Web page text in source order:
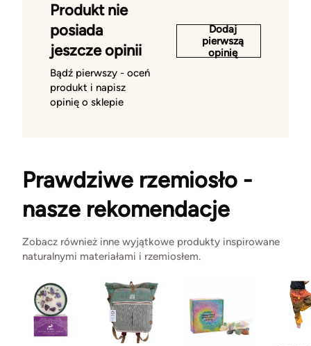
Produkt nie
posiada
jeszcze opinii
Bądź pierwszy - oceń
produkt i napisz
opinię o sklepie
Dodaj
pierwszą
opinię
Prawdziwe rzemiosło -
nasze rekomendacje
Zobacz również inne wyjątkowe produkty inspirowane
naturalnymi materiałami i rzemiosłem.